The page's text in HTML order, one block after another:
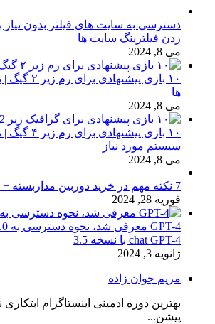
دسترسی به سایت های فیلتر بدون نیاز
زدن فیلترینگ سایت ها
می 8, 2024
۱۰ بازی
ها
می 8, 2024
۱۰ بازی
سیستم مورد نیاز
می 8, 2024
7 نکته مهم در خرید دوربین مداربسته + راهنمای خرید
فوریه 28, 2024
chat GPT-4 با نسخه 3.5
ژانویه 3, 2024
مریم جوان زاده
بهترین دوره ادمینی اینستاگرام
پیشن...